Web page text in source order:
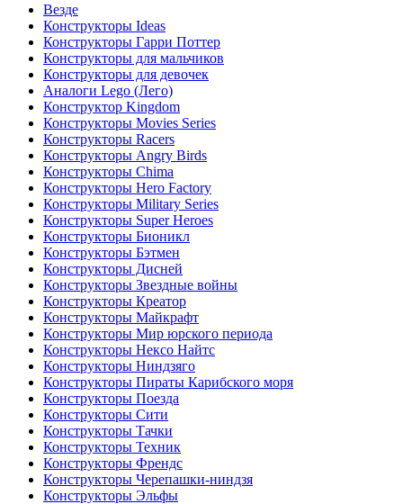
Везде
Конструкторы Ideas
Конструкторы Гарри Поттер
Конструкторы для мальчиков
Конструкторы для девочек
Аналоги Lego (Лего)
Конструктор Kingdom
Конструкторы Movies Series
Конструкторы Racers
Конструкторы Angry Birds
Конструкторы Chima
Конструкторы Hero Factory
Конструкторы Military Series
Конструкторы Super Heroes
Конструкторы Бионикл
Конструкторы Бэтмен
Конструкторы Дисней
Конструкторы Звездные войны
Конструкторы Креатор
Конструкторы Майкрафт
Конструкторы Мир юрского периода
Конструкторы Нексо Найтс
Конструкторы Ниндзяго
Конструкторы Пираты Карибского моря
Конструкторы Поезда
Конструкторы Сити
Конструкторы Тачки
Конструкторы Техник
Конструкторы Френдс
Конструкторы Черепашки-ниндзя
Конструкторы Эльфы